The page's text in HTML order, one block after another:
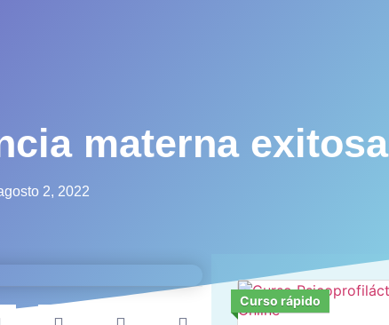
materna exitosa
2, 2022
Curso rápido